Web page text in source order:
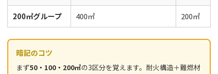
200㎡グループ 400㎡ 200㎡
暗記のコツ
まず50・100・200㎡の3区分を覚えます。耐火構造＋難燃材